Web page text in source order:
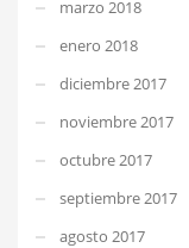
marzo 2018
enero 2018
diciembre 2017
noviembre 2017
octubre 2017
septiembre 2017
agosto 2017